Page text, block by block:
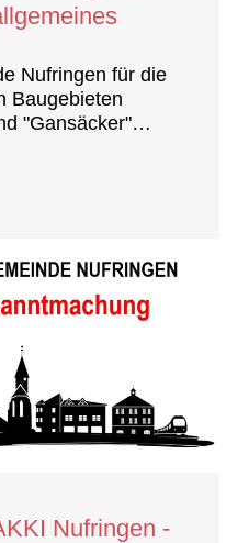
Nufringen für die
Baugebieten
"Gansäcker"
Nufringen -